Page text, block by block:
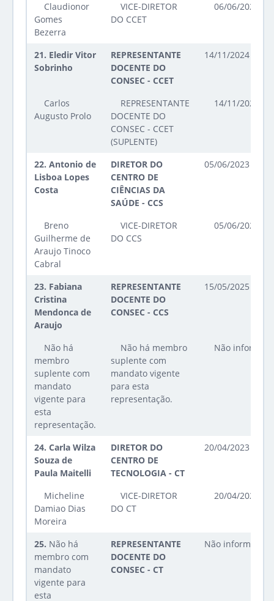
Claudionor
Gomes
Bezerra
VICE-DIRETOR
DO CCET
06/06/2023
21. Eledir Vitor
Sobrinho
REPRESENTANTE
DOCENTE DO
CONSEC - CCET
14/11/2024 até
Carlos
Augusto Prolo
REPRESENTANTE
DOCENTE DO
CONSEC - CCET
(SUPLENTE)
14/11/2024
22. Antonio de
Lisboa Lopes
Costa
DIRETOR DO
CENTRO DE
CIÊNCIAS DA
SAÚDE - CCS
05/06/2023 até
Breno
Guilherme de
Araujo Tinoco
Cabral
VICE-DIRETOR
DO CCS
05/06/2023
23. Fabiana
Cristina
Mendonca de
Araujo
REPRESENTANTE
DOCENTE DO
CONSEC - CCS
15/05/2025 até
Não há
membro
suplente com
mandato
vigente para
esta
representação.
Não há membro
suplente com
mandato vigente
para esta
representação.
Não
24. Carla Wilza
Souza de
Paula Maitelli
DIRETOR DO
CENTRO DE
TECNOLOGIA - CT
20/04/2023 até
Micheline
Damiao Dias
Moreira
VICE-DIRETOR
DO CT
20/04/2023
25. Não há
membro com
mandato
vigente para
esta
REPRESENTANTE
DOCENTE DO
CONSEC - CT
Não informado